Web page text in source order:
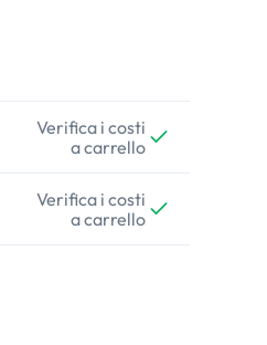
Verifica i costi
a carrello
Verifica i costi
a carrello